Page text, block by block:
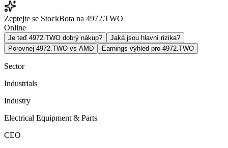
Zeptejte se StockBota na 4972.TWO
Online
Je teď 4972.TWO dobrý nákup?
Jaká jsou hlavní rizika?
Porovnej 4972.TWO vs AMD
Earnings výhled pro 4972.TWO
Sector
Industrials
Industry
Electrical Equipment & Parts
CEO